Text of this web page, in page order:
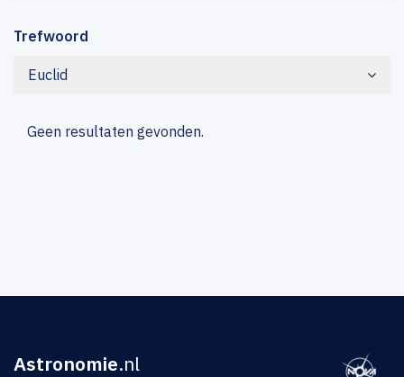
Trefwoord
Euclid
Geen resultaten gevonden.
Astronomie.nl